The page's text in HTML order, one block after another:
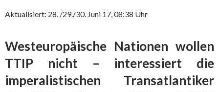
Aktualisiert: 28. /29./30. Juni 17, 08:38 Uhr
Westeuropäische Nationen wollen
TTIP nicht – interessiert die
imperalistischen Transatlantiker